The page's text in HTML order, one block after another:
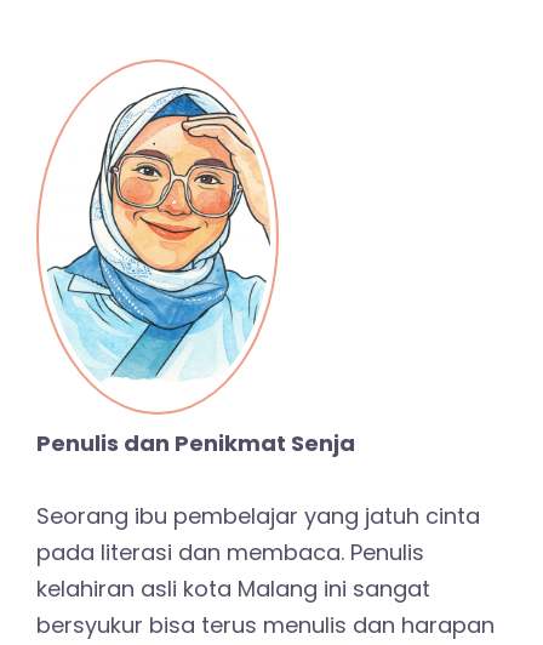
Penulis dan Penikmat Senja
Seorang ibu pembelajar yang jatuh cinta
pada literasi dan membaca. Penulis
kelahiran asli kota Malang ini sangat
bersyukur bisa terus menulis dan harapan